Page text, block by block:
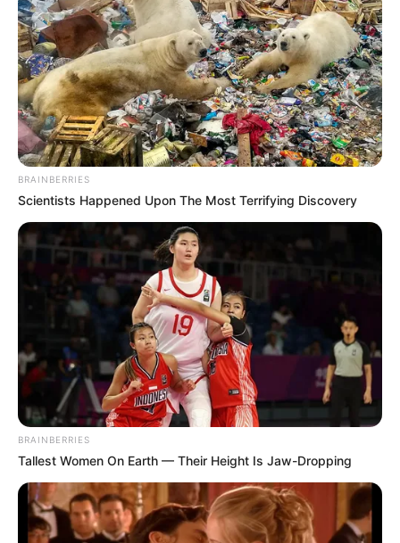
BRAINBERRIES
Scientists Happened Upon The Most Terrifying Discovery
BRAINBERRIES
Tallest Women On Earth — Their Height Is Jaw-Dropping